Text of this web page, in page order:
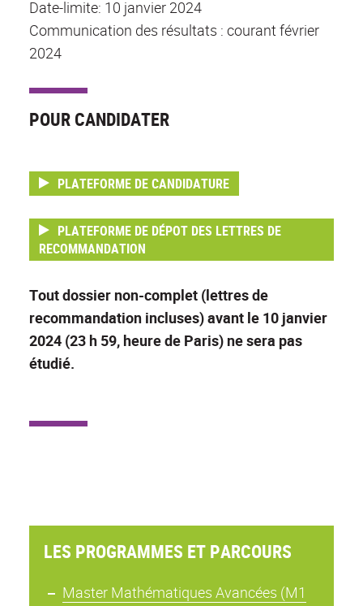
Date-limite: 10 janvier 2024
Communication des résultats : courant février
2024
POUR CANDIDATER
PLATEFORME DE CANDIDATURE
PLATEFORME DE DÉPOT DES LETTRES DE
RECOMMANDATION
Tout dossier non-complet (lettres de
recommandation incluses) avant le 10 janvier
2024 (23 h 59, heure de Paris) ne sera pas
étudié.
LES PROGRAMMES ET PARCOURS
Master Mathématiques Avancées (M1